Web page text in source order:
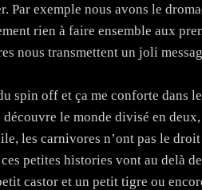
Par exemple nous avons le
rien à faire ensemble aux
nous transmettent un joli
spin off et ça me conforte dans
le monde divisé en
les carnivores n’ont pas le
petites histories vont au delà
castor et un petit tigre ou